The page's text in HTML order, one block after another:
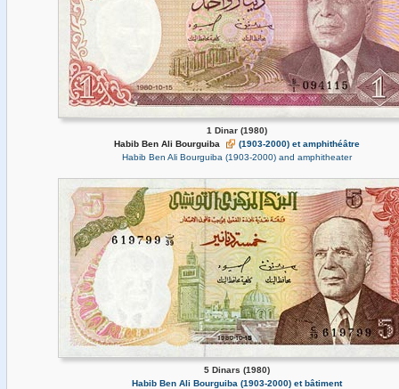
1 Dinar (1980)
Habib Ben Ali Bourguiba
(1903-2000) et amphithéâtre
Habib Ben Ali Bourguiba (1903-2000) and amphitheater
5 Dinars (1980)
Habib Ben Ali Bourguiba (1903-2000) et bâtiment